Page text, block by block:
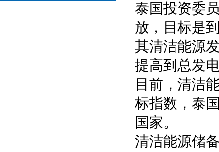
泰国投资委
放，目标是
其清洁能源
提高到总发
目前，清洁
标指数，泰
国家。
清洁能源储